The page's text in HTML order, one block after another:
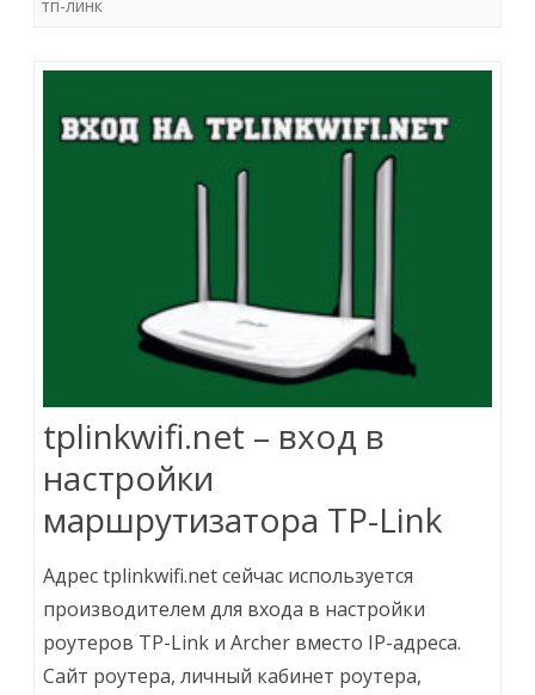
тп-линк
tplinkwifi.net – вход в
настройки
маршрутизатора TP-Link
Адрес tplinkwifi.net сейчас используется
производителем для входа в настройки
роутеров TP-Link и Archer вместо IP-адреса.
Сайт роутера, личный кабинет роутера,